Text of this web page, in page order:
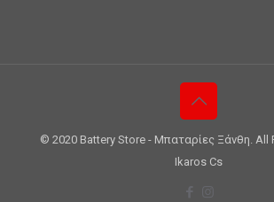
© 2020 Battery Store - Μπαταρίες Ξάνθη. All
Ikaros Cs